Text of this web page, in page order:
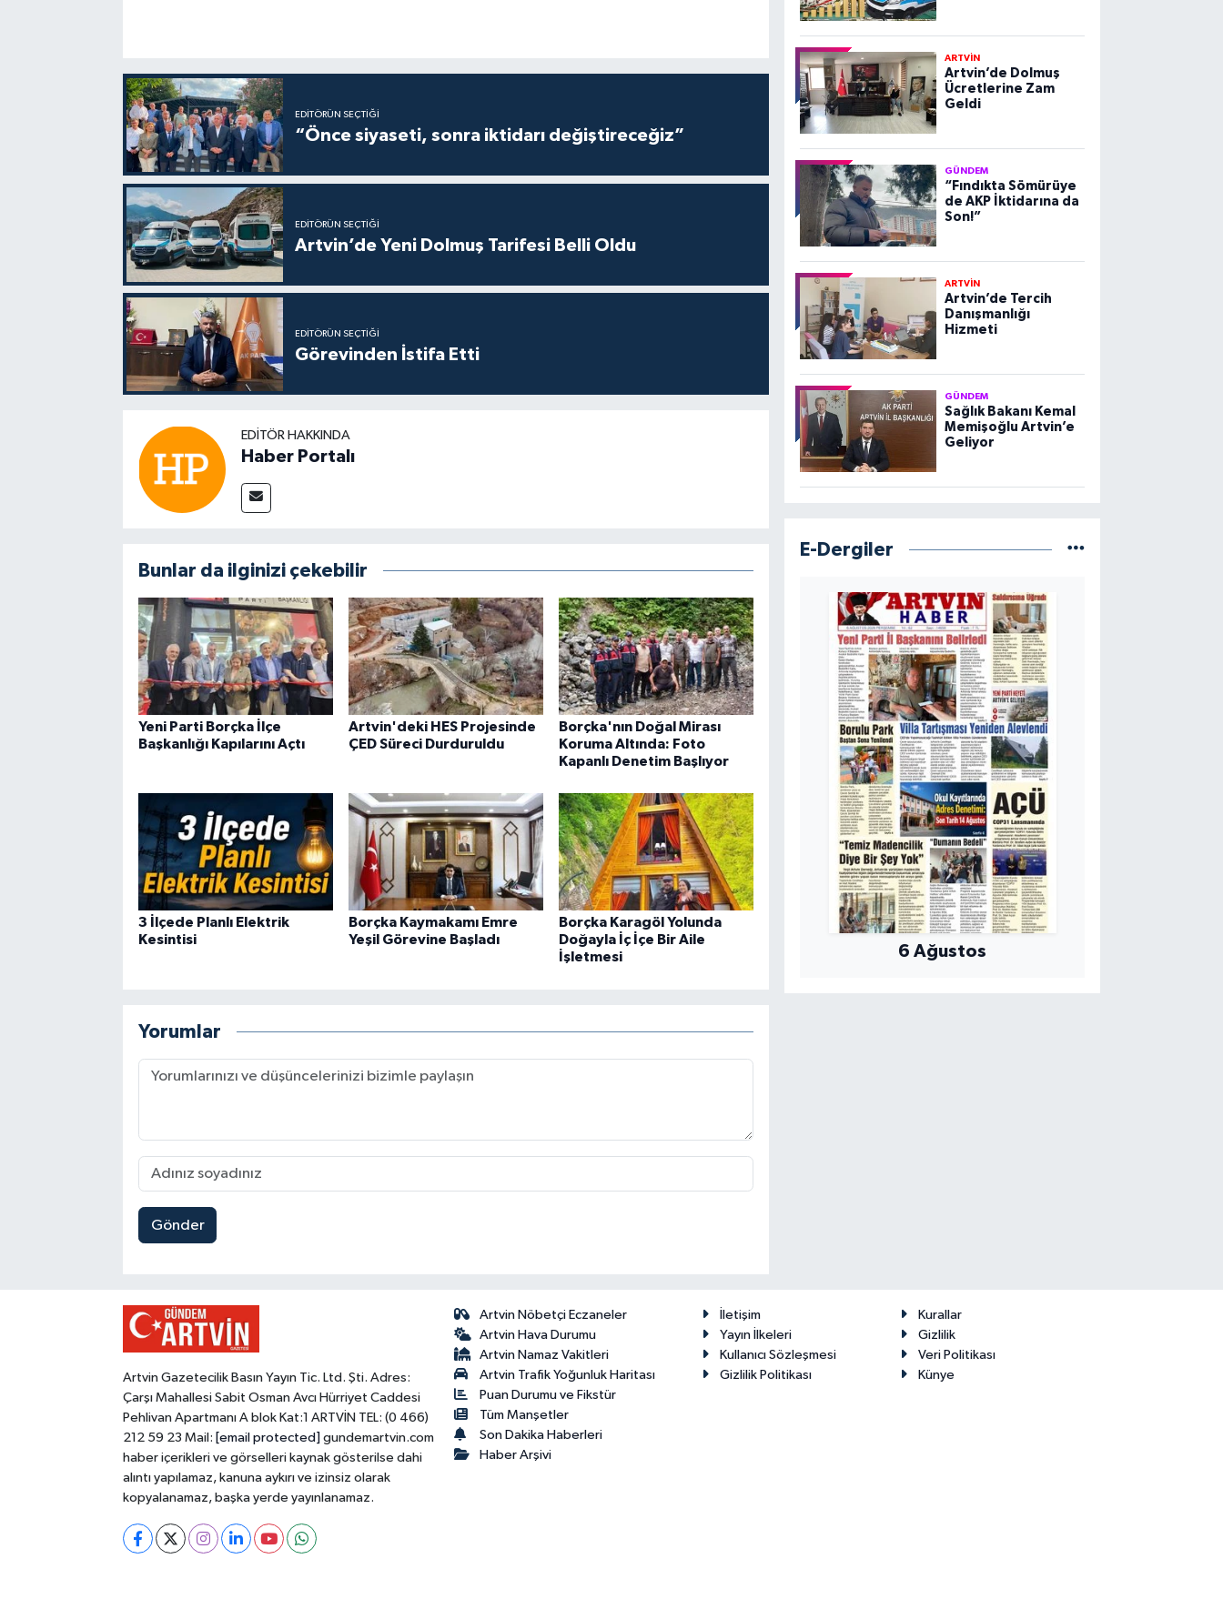
EDITÖRÜN SEÇTIĞI
“Önce siyaseti, sonra iktidarı değiştireceğiz”
EDITÖRÜN SEÇTIĞI
Artvin’de Yeni Dolmuş Tarifesi Belli Oldu
EDITÖRÜN SEÇTIĞI
Görevinden İstifa Etti
EDITÖR HAKKINDA
Haber Portalı
Bunlar da ilginizi çekebilir
Yeni Parti Borçka İlçe
Başkanlığı Kapılarını Açtı
Artvin'deki HES Projesinde
ÇED Süreci Durduruldu
Borçka'nın Doğal Mirası
Koruma Altında: Foto
Kapanlı Denetim Başlıyor
3 İlçede Planlı Elektrik
Kesintisi
Borçka Kaymakamı Emre
Yeşil Görevine Başladı
Borçka Karagöl Yolunda
Doğayla İç İçe Bir Aile
İşletmesi
Yorumlar
Gönder
ARTVİN
Artvin’de Dolmuş
Ücretlerine Zam
Geldi
GÜNDEM
“Fındıkta Sömürüye
de AKP İktidarına da
Son!”
ARTVİN
Artvin’de Tercih
Danışmanlığı
Hizmeti
GÜNDEM
Sağlık Bakanı Kemal
Memişoğlu Artvin’e
Geliyor
E-Dergiler
6 Ağustos
Artvin Gazetecilik Basın Yayın Tic. Ltd. Şti. Adres:
Çarşı Mahallesi Sabit Osman Avcı Hürriyet Caddesi
Pehlivan Apartmanı A blok Kat:1 ARTVİN TEL: (0 466)
212 59 23 Mail: [email protected] gundemartvin.com
haber içerikleri ve görselleri kaynak gösterilse dahi
alıntı yapılamaz, kanuna aykırı ve izinsiz olarak
kopyalanamaz, başka yerde yayınlanamaz.
Artvin Nöbetçi Eczaneler
Artvin Hava Durumu
Artvin Namaz Vakitleri
Artvin Trafik Yoğunluk Haritası
Puan Durumu ve Fikstür
Tüm Manşetler
Son Dakika Haberleri
Haber Arşivi
İletişim
Kurallar
Yayın İlkeleri
Gizlilik
Kullanıcı Sözleşmesi
Veri Politikası
Gizlilik Politikası
Künye